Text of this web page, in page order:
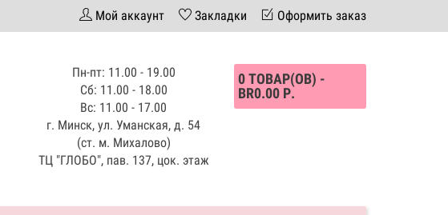
Мой аккаунт Закладки Оформить заказ
Пн-пт: 11.00 - 19.00
Сб: 11.00 - 18.00
Вс: 11.00 - 17.00
г. Минск, ул. Уманская, д. 54
(ст. м. Михалово)
ТЦ "ГЛОБО", пав. 137, цок. этаж
0 ТОВАР(ОВ) -
BR0.00 Р.